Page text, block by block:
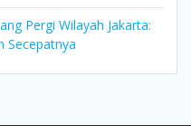
Pergi Wilayah Jakarta:
Secepatnya